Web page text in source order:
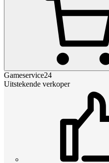
Gameservice24
Uitstekende verkoper